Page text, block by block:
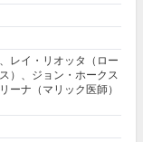
レイ・リオッタ（ロー
）、ジョン・ホークス
ーナ（マリック医師）